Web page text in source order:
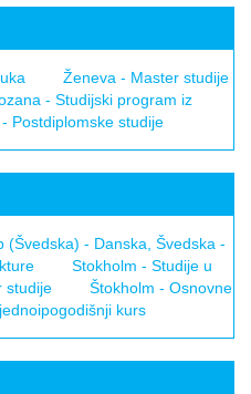
Ženeva - Master studije
- Studijski program iz
Postdiplomske studije
(Švedska) - Danska, Švedska -
Stokholm - Studije u
studije
Štokholm - Osnovne
kurs